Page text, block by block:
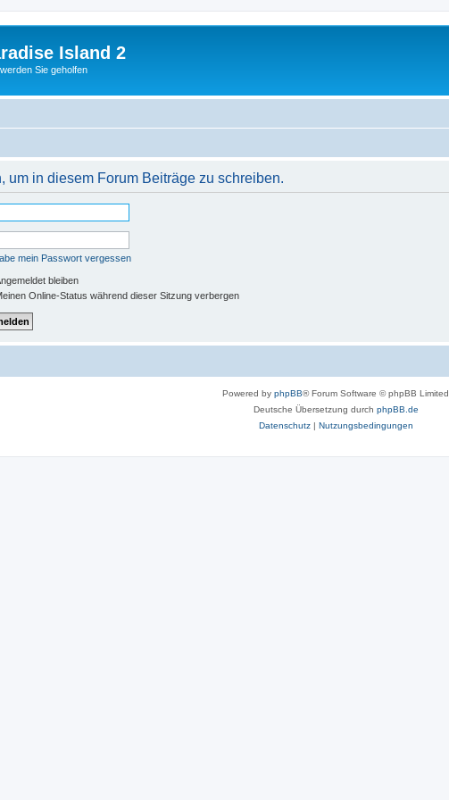
Island 2
Sie geholfen
um in diesem Forum Beiträge zu schreiben.
mein Passwort vergessen
bleiben
Online-Status während dieser Sitzung verbergen
Powered by phpBB® Forum Software © phpBB Limited
Deutsche Übersetzung durch phpBB.de
Datenschutz| Nutzungsbedingungen